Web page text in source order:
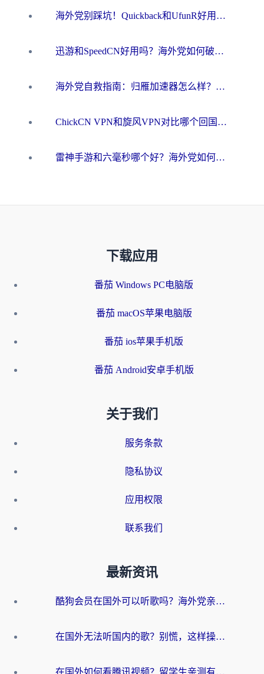
海外党别踩坑！Quickback和UfunR好用吗？选对回国加速器才能无缝刷国内资源
迅游和SpeedCN好用吗？海外党如何破解那道看不见的墙
海外党自救指南：归雁加速器怎么样？教你避开坑实现国内资源无缝访问
ChickCN VPN和旋风VPN对比哪个回国效果更好？海外用户的选择困境与出路
雷神手游和六毫秒哪个好？海外党如何真正解锁国内资源
下载应用
番茄 Windows PC电脑版
番茄 macOS苹果电脑版
番茄 ios苹果手机版
番茄 Android安卓手机版
关于我们
服务条款
隐私协议
应用权限
联系我们
最新资讯
酷狗会员在国外可以听歌吗？海外党亲测有效：3步解决音乐权限难题
在国外无法听国内的歌？别慌，这样操作就能畅听QQ音乐（附亲测加速器推荐）
在国外如何看腾讯视频？留学生亲测有效的回国加速方案